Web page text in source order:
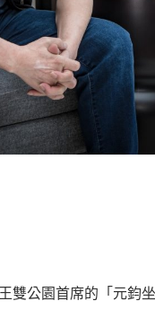
雙公園首席的「元鈞